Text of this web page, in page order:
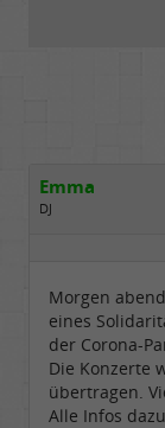
Emma
DJ
Morgen
eines
der Corona-
Die Konzerte
übertragen.
Alle Infos